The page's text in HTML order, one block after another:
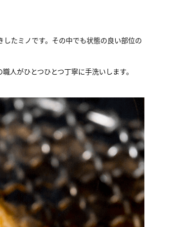
たミノです。その中でも状態の良い部位の
人がひとつひとつ丁寧に手洗いします。